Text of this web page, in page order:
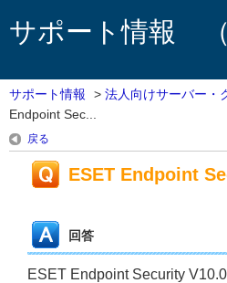
サポート情報
サポート情報 > 法人向けサーバー・
Endpoint Sec...
戻る
ESET Endpoint
回答
ESET Endpoint Security